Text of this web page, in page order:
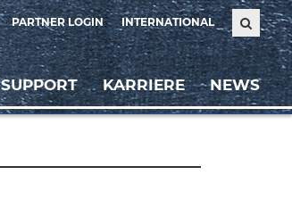
PARTNER LOGIN INTERNATIONAL
SUPPORT KARRIERE NEWS